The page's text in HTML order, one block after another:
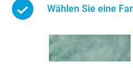
Wählen Sie eine